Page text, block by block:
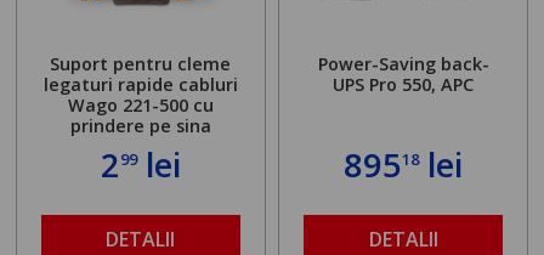
Suport pentru cleme
legaturi rapide cabluri
Wago 221-500 cu
prindere pe sina
299lei
DETALII
Power-Saving back-
UPS Pro 550, APC
89518lei
DETALII